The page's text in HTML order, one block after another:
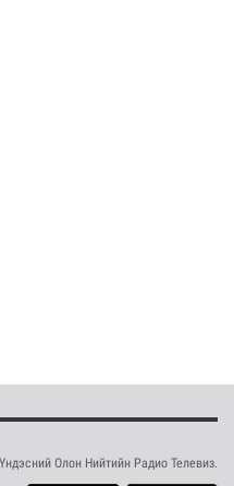
Олон Нийтийн Радио Телевиз.